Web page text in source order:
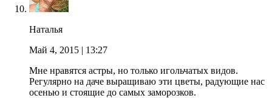
Наталья
Май 4, 2015 | 13:27
Мне нравятся астры, но только игольчатых видов.
Регулярно на даче выращиваю эти цветы, радующие нас
осенью и стоящие до самых заморозков.